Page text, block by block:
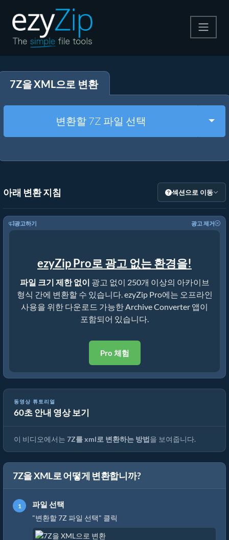
압축 해제
기타 도구
7Z을 XML으로 변환
변환할 7Z 파일 선택
아래 변환 지침 섹션으로 이동
광고하기 광고 제거
ezyZip Pro로 광고 없는 환경을!
파일 크기 제한 없이 광고 없이 250개 이상의 아카이브
형식 간에 변환할 수 있습니다. ezyZip Pro에는 오프라인
사용을 위한 다운로드 가능한 Archive Converter 앱이
포함되어 있습니다.
Pro 체험
동영상 튜토리얼
60초 안내 영상 보기
7Z를 원본 파일로 변환하는 방법 (간단한 가이드)
이 비디오에서는 7Z를 xml로 변환하는 방법을 보여줍니다.
7Z을 XML로 어떻게 변환합니까?
파일 선택
"변환할 7Z 파일 선택" 클릭